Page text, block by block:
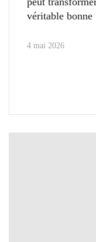
véritable bonne
4 mai 2026